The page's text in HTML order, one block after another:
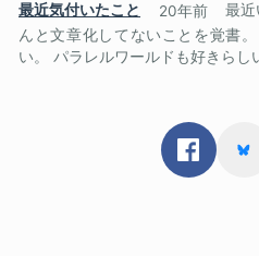
最近気付いたこと
20年前
最近
んと文章化してないことを覚書
い。 パラレルワールドも好きらし